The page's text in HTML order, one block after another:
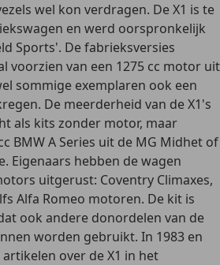
wel kon verdragen. De X1 is te
en werd oorspronkelijk
Sports'. De fabrieksversies
voorzien van een 1275 cc motor uit
sommige exemplaren ook een
De meerderheid van de X1's
als kits zonder motor, maar
BMW A Series uit de MG Midhet of
Eigenaars hebben de wagen
uitgerust: Coventry Climaxes,
Alfa Romeo motoren. De kit is
ook andere donordelen van de
worden gebruikt. In 1983 en
over de X1 in het